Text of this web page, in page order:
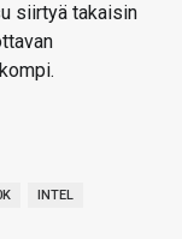
siirtyä takaisin
INTEL